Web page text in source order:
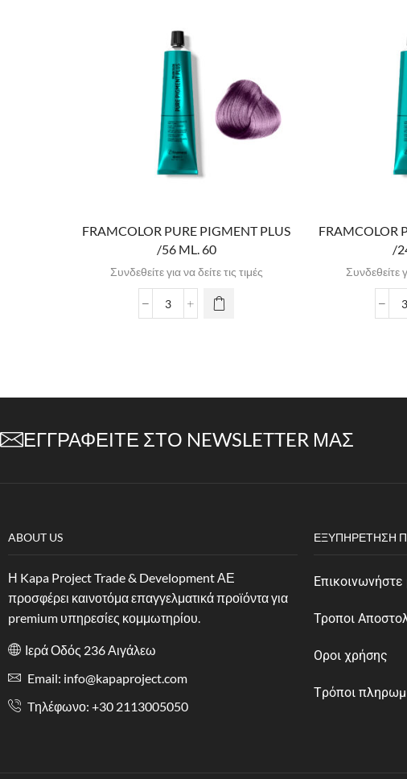
FRAMCOLOR PURE PIGMENT PLUS
/56 ML. 60
Συνδεθείτε για να δείτε τις τιμές
FRAMCOLOR
/
Συνδεθείτε
ΕΓΓΡΑΦΕΊΤΕ ΣΤΟ NEWSLETTER ΜΑΣ
ABOUT US
Η Kapa Project Trade & Development ΑΕ
προσφέρει καινοτόμα επαγγελματικά προϊόντα για
premium υπηρεσίες κομμωτηρίου.
Ιερά Οδός 236 Αιγάλεω
Email: info@kapaproject.com
Tηλέφωνο: +30 2113005050
ΕΞΥΠΗΡΈΤΗΣΗ
Επικοινωνήστε
Τροποι
Οροι χρήσης
Tρόποι